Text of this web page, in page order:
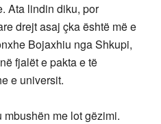
Ata lindin diku, por
drejt asaj çka është më e
Bojaxhiu nga Shkupi,
fjalët e pakta e të
e universit.
me lot gëzimi.